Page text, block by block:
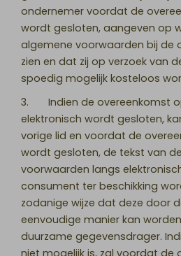
ondernemer voordat de
wordt gesloten, aangeven op
algemene voorwaarden bij de
zien en dat zij op verzoek van
spoedig mogelijk kosteloos
3. Indien de overeenkomst
elektronisch wordt gesloten,
vorige lid en voordat de
wordt gesloten, de tekst van
voorwaarden langs
consument ter beschikking
zodanige wijze dat deze door
eenvoudige manier kan
duurzame gegevensdrager.